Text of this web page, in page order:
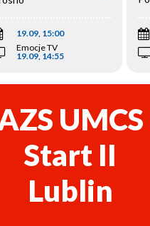
19.09, 15:00
Emocje TV
19.09, 14:55
UMCS
Start II
Lublin